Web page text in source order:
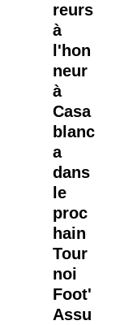
reurs
à
l'hon
neur
à
Casa
blanc
a
dans
le
proc
hain
Tour
noi
Foot'
Assu